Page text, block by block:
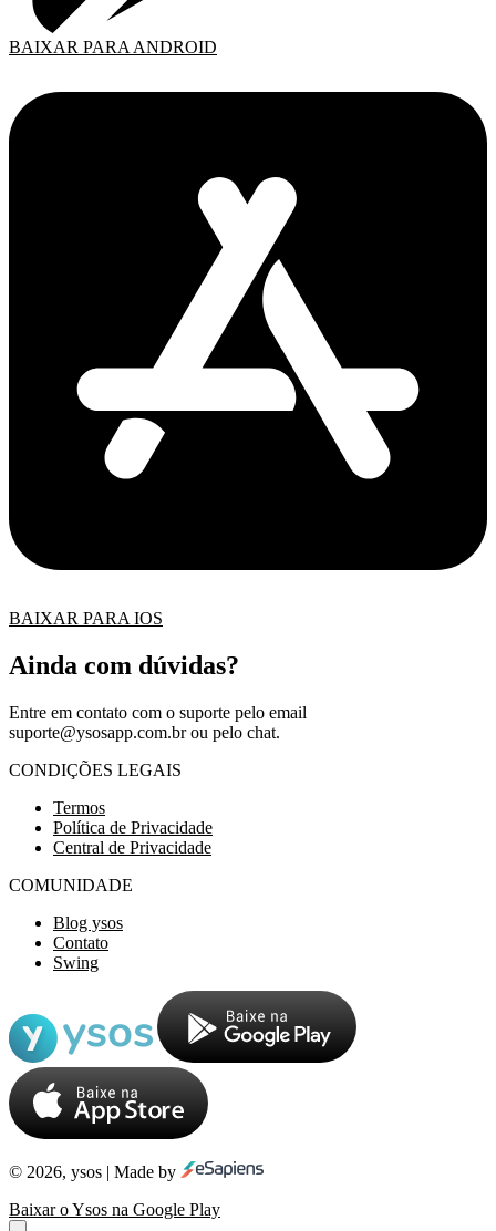
BAIXAR PARA ANDROID
BAIXAR PARA IOS
Ainda com dúvidas?
Entre em contato com o suporte pelo email
suporte@ysosapp.com.brou pelo chat.
CONDIÇÕES LEGAIS
Termos
Política de Privacidade
Central de Privacidade
COMUNIDADE
Blog ysos
Contato
Swing
© 2026, ysos | Made by
Baixar o Ysos na Google Play